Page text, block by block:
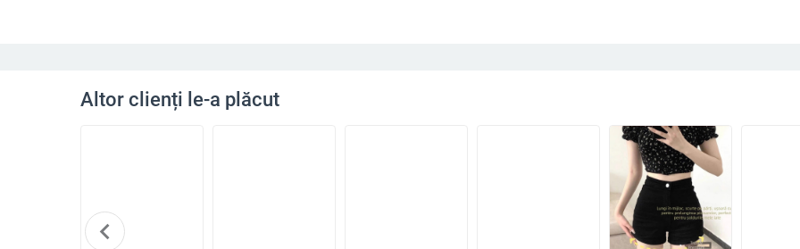
Altor clienți le-a plăcut
chevron_left